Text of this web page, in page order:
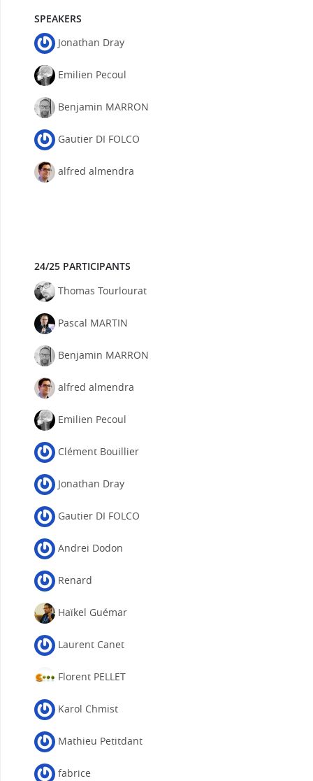
SPEAKERS
Jonathan Dray
Emilien Pecoul
Benjamin MARRON
Gautier DI FOLCO
alfred almendra
24/25 PARTICIPANTS
Thomas Tourlourat
Pascal MARTIN
Benjamin MARRON
alfred almendra
Emilien Pecoul
Clément Bouillier
Jonathan Dray
Gautier DI FOLCO
Andrei Dodon
Renard
Haïkel Guémar
Laurent Canet
Florent PELLET
Karol Chmist
Mathieu Petitdant
fabrice